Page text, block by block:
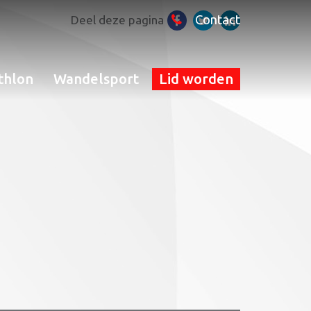
Contact
Wandelsport Lid worden
Deel deze pagina